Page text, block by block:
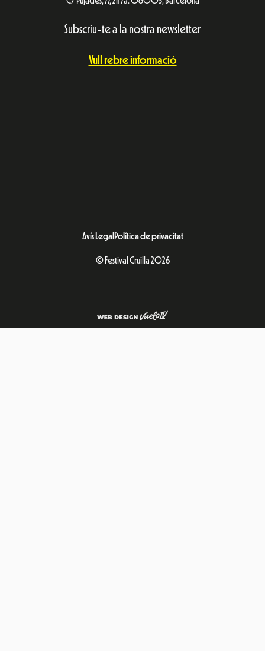
Subscriu-te a la nostra newsletter
Vull rebre informació
Avís Legal Política de privacitat
© Festival Cruïlla 2026